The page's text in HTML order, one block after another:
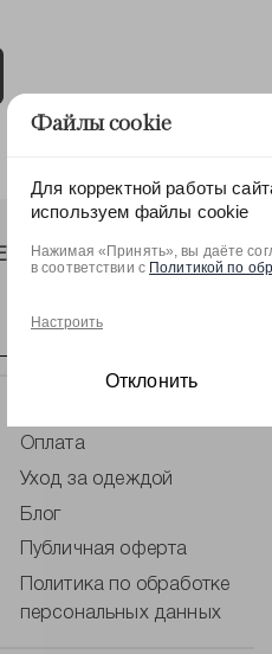
Оплата
Уход за одеждой
Блог
Публичная оферта
Политика по обработке
персональных данных
NELVA!
Файлы cookie
Для корректной работы
используем файлы cookie
Нажимая «Принять», вы даёте
в соответствии с Политикой по
Настроить
Отклонить